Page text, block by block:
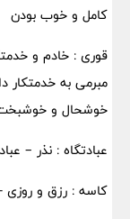
کامل و خوب بودن
قوری : خادم و
مبرمی به خدمتکار
خوشحال و
عبادتگاه : نذر –
کاسه : رزق و روزی